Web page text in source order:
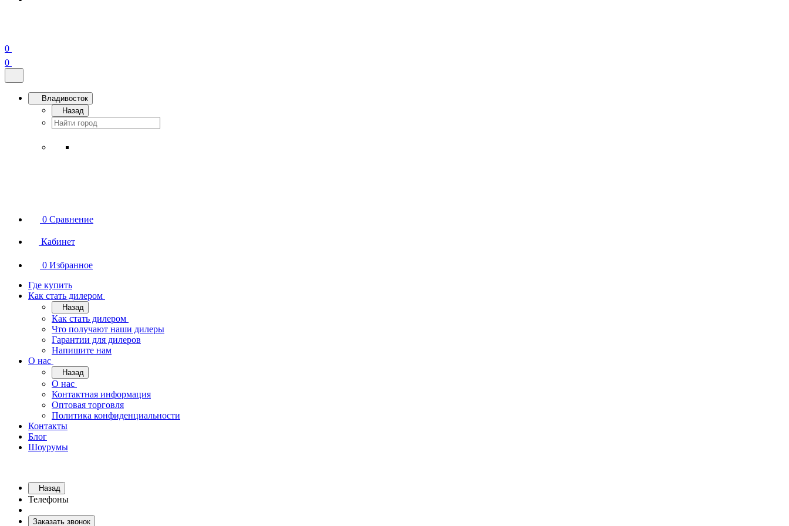
0
0
Владивосток
Назад
0 Сравнение
Кабинет
0 Избранное
Где купить
Как стать дилером
Назад
Как стать дилером
Что получают наши дилеры
Гарантии для дилеров
Напишите нам
О нас
Назад
О нас
Контактная информация
Оптовая торговля
Политика конфиденциальности
Контакты
Блог
Шоурумы
Назад
Телефоны
Заказать звонок